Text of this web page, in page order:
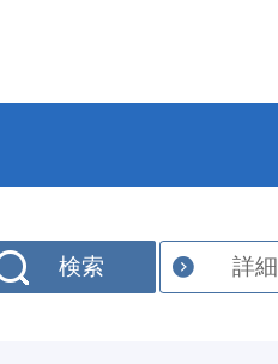
検索 詳細